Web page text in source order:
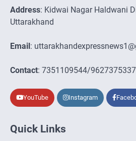
Address: Kidwai Nagar Haldwani
Uttarakhand
Email:
Contact: 7351109544/9627375337
YouTube Instagram
Quick Links